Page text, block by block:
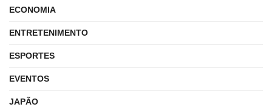
ECONOMIA
ENTRETENIMENTO
ESPORTES
EVENTOS
JAPÃO